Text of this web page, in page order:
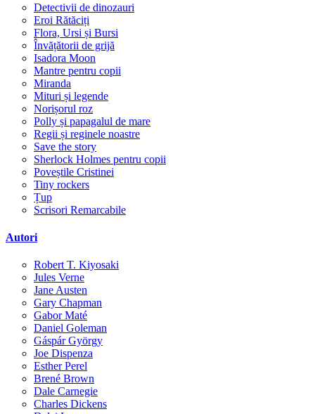
Detectivii de dinozauri
Eroi Rătăciți
Flora, Ursi și Bursi
Învățătorii de grijă
Isadora Moon
Mantre pentru copii
Miranda
Mituri și legende
Norișorul roz
Polly și papagalul de mare
Regii și reginele noastre
Save the story
Sherlock Holmes pentru copii
Poveștile Cristinei
Tiny rockers
Țup
Scrisori Remarcabile
Autori
Robert T. Kiyosaki
Jules Verne
Jane Austen
Gary Chapman
Gabor Maté
Daniel Goleman
Gáspár György
Joe Dispenza
Esther Perel
Brené Brown
Dale Carnegie
Charles Dickens